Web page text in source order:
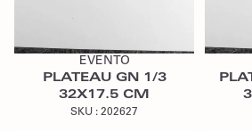
EVENTO
PLATEAU GN 1/3
32X17.5 CM
SKU : 202627